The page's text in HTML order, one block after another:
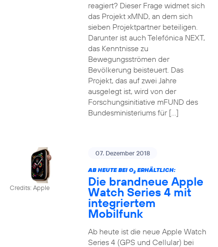
reagiert? Dieser Frage widmet sich
das Projekt xMND, an dem sich
sieben Projektpartner beteiligen.
Darunter ist auch Telefónica NEXT,
das Kenntnisse zu
Bewegungsströmen der
Bevölkerung beisteuert. Das
Projekt, das auf zwei Jahre
ausgelegt ist, wird von der
Forschungsinitiative mFUND des
Bundesministeriums für […]
Credits: Apple
07. Dezember 2018
AB HEUTE BEI O2ERHÄLTLICH:
Die brandneue Apple
Watch Series 4 mit
integriertem
Mobilfunk
Ab heute ist die neue Apple Watch
Series 4 (GPS und Cellular) bei